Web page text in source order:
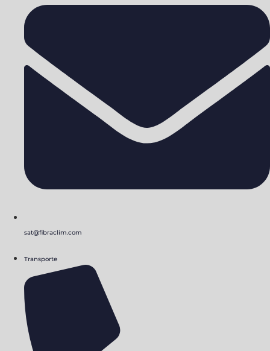
sat@fibraclim.com
Transporte